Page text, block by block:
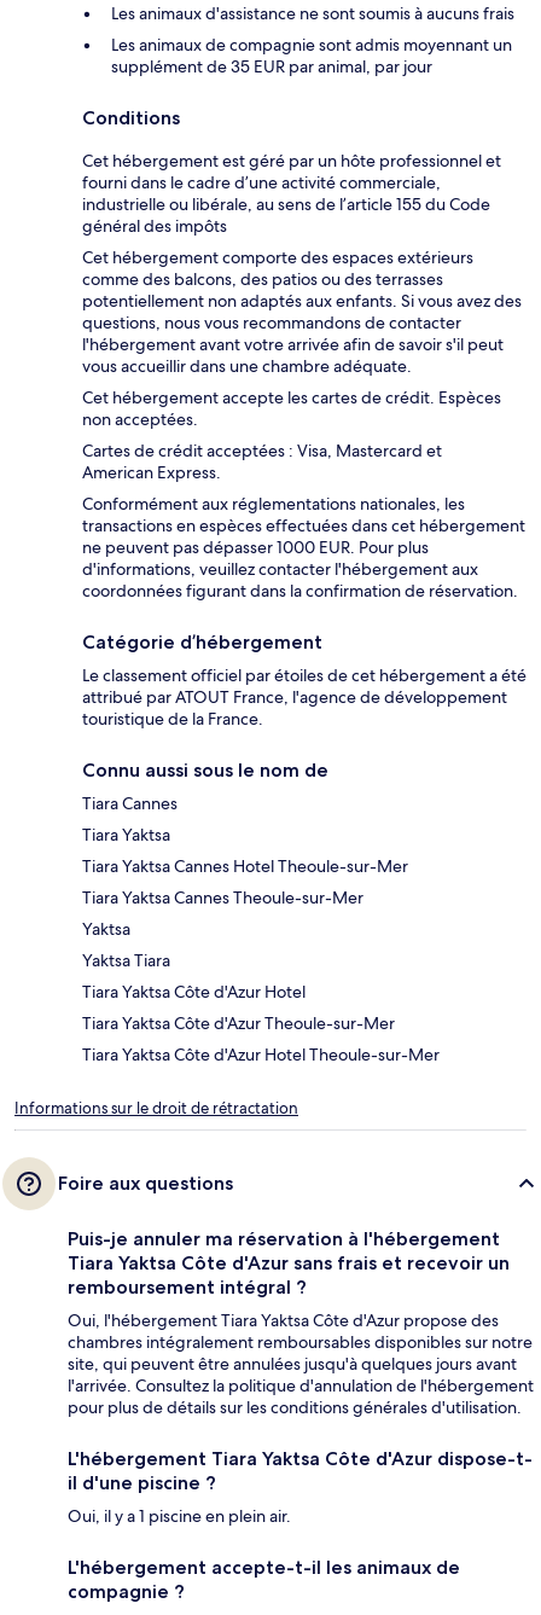
Les animaux d'assistance ne sont soumis à aucuns frais
Les animaux de compagnie sont admis moyennant un
supplément de 35 EUR par animal, par jour
Conditions
Cet hébergement est géré par un hôte professionnel et
fourni dans le cadre d’une activité commerciale,
industrielle ou libérale, au sens de l’article 155 du Code
général des impôts
Cet hébergement comporte des espaces extérieurs
comme des balcons, des patios ou des terrasses
potentiellement non adaptés aux enfants. Si vous avez des
questions, nous vous recommandons de contacter
l'hébergement avant votre arrivée afin de savoir s'il peut
vous accueillir dans une chambre adéquate.
Cet hébergement accepte les cartes de crédit. Espèces
non acceptées.
Cartes de crédit acceptées : Visa, Mastercard et
American Express.
Conformément aux réglementations nationales, les
transactions en espèces effectuées dans cet hébergement
ne peuvent pas dépasser 1000 EUR. Pour plus
d'informations, veuillez contacter l'hébergement aux
coordonnées figurant dans la confirmation de réservation.
Catégorie d’hébergement
Le classement officiel par étoiles de cet hébergement a été
attribué par ATOUT France, l'agence de développement
touristique de la France.
Connu aussi sous le nom de
Tiara Cannes
Tiara Yaktsa
Tiara Yaktsa Cannes Hotel Theoule-sur-Mer
Tiara Yaktsa Cannes Theoule-sur-Mer
Yaktsa
Yaktsa Tiara
Tiara Yaktsa Côte d'Azur Hotel
Tiara Yaktsa Côte d'Azur Theoule-sur-Mer
Tiara Yaktsa Côte d'Azur Hotel Theoule-sur-Mer
Informations sur le droit de rétractation
Foire aux questions
Puis-je annuler ma réservation à l'hébergement
Tiara Yaktsa Côte d'Azur sans frais et recevoir un
remboursement intégral ?
Oui, l'hébergement Tiara Yaktsa Côte d'Azur propose des
chambres intégralement remboursables disponibles sur notre
site, qui peuvent être annulées jusqu'à quelques jours avant
l'arrivée. Consultez la politique d'annulation de l'hébergement
pour plus de détails sur les conditions générales d'utilisation.
L'hébergement Tiara Yaktsa Côte d'Azur dispose-t-
il d'une piscine ?
Oui, il y a 1 piscine en plein air.
L'hébergement accepte-t-il les animaux de
compagnie ?